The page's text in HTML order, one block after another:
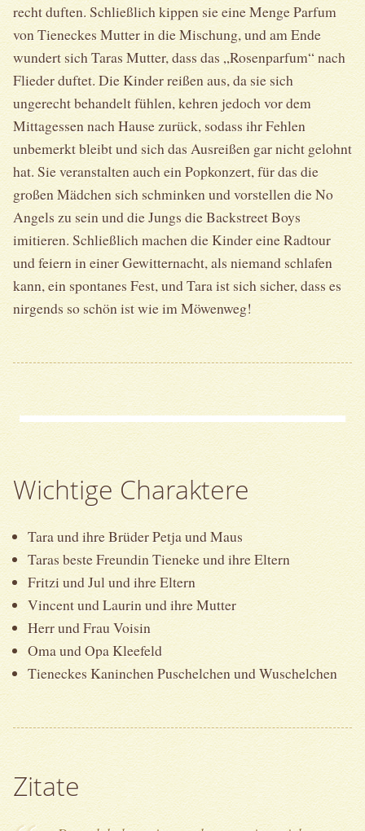
recht duften. Schließlich kippen sie eine Menge Parfum
von Tieneckes Mutter in die Mischung, und am Ende
wundert sich Taras Mutter, dass das „Rosenparfum“ nach
Flieder duftet. Die Kinder reißen aus, da sie sich
ungerecht behandelt fühlen, kehren jedoch vor dem
Mittagessen nach Hause zurück, sodass ihr Fehlen
unbemerkt bleibt und sich das Ausreißen gar nicht gelohnt
hat. Sie veranstalten auch ein Popkonzert, für das die
großen Mädchen sich schminken und vorstellen die No
Angels zu sein und die Jungs die Backstreet Boys
imitieren. Schließlich machen die Kinder eine Radtour
und feiern in einer Gewitternacht, als niemand schlafen
kann, ein spontanes Fest, und Tara ist sich sicher, dass es
nirgends so schön ist wie im Möwenweg!
Wichtige Charaktere
Tara und ihre Brüder Petja und Maus
Taras beste Freundin Tieneke und ihre Eltern
Fritzi und Jul und ihre Eltern
Vincent und Laurin und ihre Mutter
Herr und Frau Voisin
Oma und Opa Kleefeld
Tieneckes Kaninchen Puschelchen und Wuschelchen
Zitate